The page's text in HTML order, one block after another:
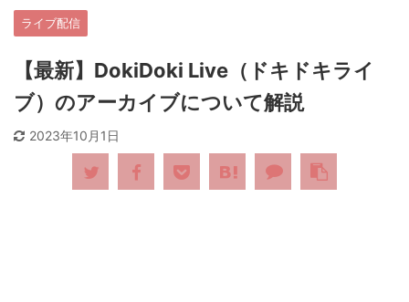
ライブ配信
【最新】DokiDoki Live（ドキドキライ
ブ）のアーカイブについて解説
2023年10月1日